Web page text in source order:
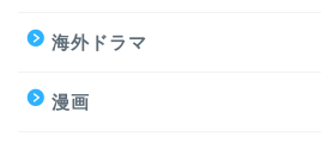
海外ドラマ
漫画